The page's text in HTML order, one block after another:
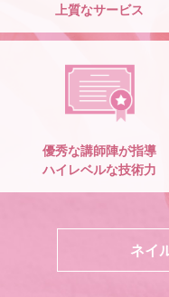
上質なサービス
優秀な講師陣が指導
ハイレベルな技術力
ネイ